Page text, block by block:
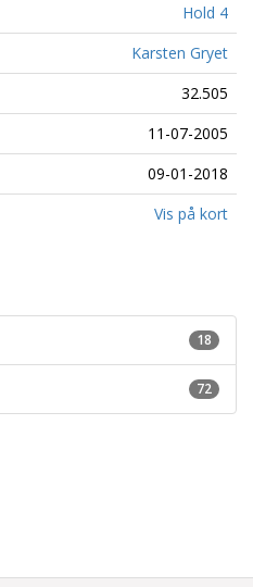
Hold 4
Karsten Gryet
32.505
11-07-2005
09-01-2018
Vis på kort
18
72